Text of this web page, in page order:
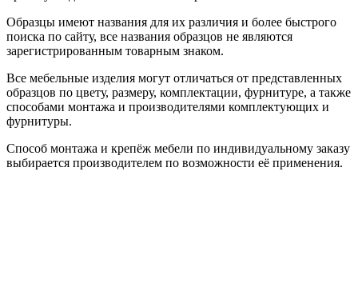
Образцы имеют названия для их различия и более быстрого
поиска по сайту, все названия образцов не являются
зарегистрированным товарным знаком.
Все мебельные изделия могут отличаться от представленных
образцов по цвету, размеру, комплектации, фурнитуре, а также
способами монтажа и производителями комплектующих и
фурнитуры.
Способ монтажа и крепёж мебели по индивидуальному заказу
выбирается производителем по возможности её применения.